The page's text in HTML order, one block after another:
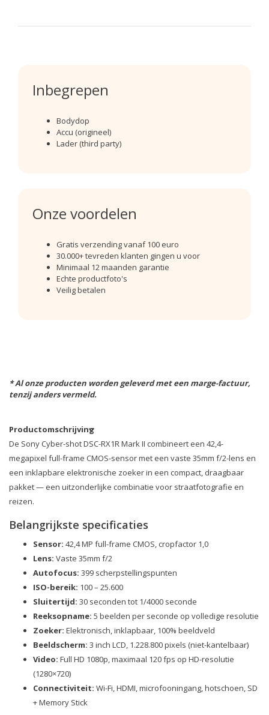
Inbegrepen
Bodydop
Accu (origineel)
Lader (third party)
Onze voordelen
Gratis verzending vanaf 100 euro
30.000+ tevreden klanten gingen u voor
Minimaal 12 maanden garantie
Echte productfoto's
Veilig betalen
* Al onze producten worden geleverd met een marge-factuur,
tenzij anders vermeld.
Productomschrijving
De Sony Cyber-shot DSC-RX1R Mark II combineert een 42,4-
megapixel full-frame CMOS-sensor met een vaste 35mm f/2-lens en
een inklapbare elektronische zoeker in een compact, draagbaar
pakket — een uitzonderlijke combinatie voor straatfotografie en
reizen.
Belangrijkste specificaties
Sensor: 42,4 MP full-frame CMOS, cropfactor 1,0
Lens: Vaste 35mm f/2
Autofocus: 399 scherpstellingspunten
ISO-bereik: 100 – 25.600
Sluitertijd: 30 seconden tot 1/4000 seconde
Reeksopname: 5 beelden per seconde op volledige resolutie
Zoeker: Elektronisch, inklapbaar, 100% beeldveld
Beeldscherm: 3 inch LCD, 1.228.800 pixels (niet-kantelbaar)
Video: Full HD 1080p, maximaal 120 fps op HD-resolutie
(1280×720)
Connectiviteit: Wi-Fi, HDMI, microfooningang, hotschoen, SD
+ Memory Stick